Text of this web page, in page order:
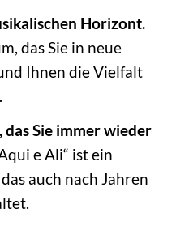
Horizont.
das Sie in neue
Ihnen die Vielfalt
das Sie immer wieder
e Ali“ ist ein
auch nach Jahren